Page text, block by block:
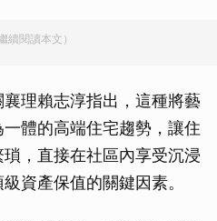
續閱讀本文）
理賴志淳指出，這種將藝
體的高端住宅趨勢，讓住
，直接在社區內享受沉浸
資產保值的關鍵因素。